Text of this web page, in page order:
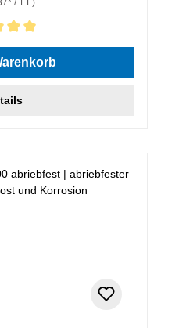
/ 1 L)
von 5 von 5 Sternen